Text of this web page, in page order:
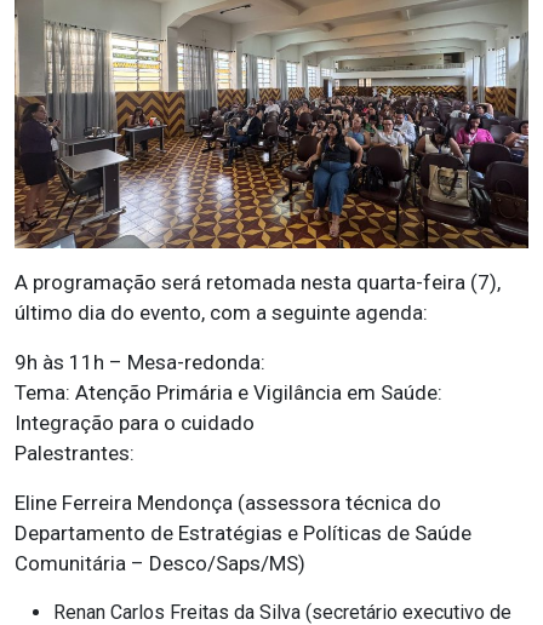
A programação será retomada nesta quarta-feira (7),
último dia do evento, com a seguinte agenda:
9h às 11h – Mesa-redonda:
Tema: Atenção Primária e Vigilância em Saúde:
Integração para o cuidado
Palestrantes:
Eline Ferreira Mendonça (assessora técnica do
Departamento de Estratégias e Políticas de Saúde
Comunitária – Desco/Saps/MS)
Renan Carlos Freitas da Silva (secretário executivo de